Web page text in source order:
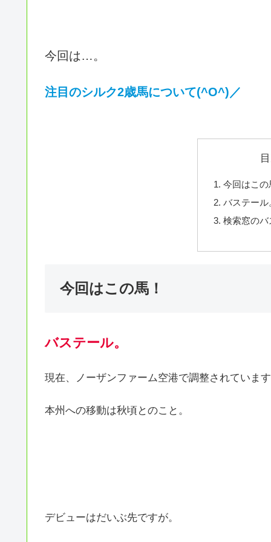
今回は…。
注目のシルク2歳馬について(^O^)／
今回はこの
バステー
検索窓のバ
今回はこの馬！
バステール。
現在、ノーザンファーム空港で調整されていま
本州への移動は秋頃とのこと。
デビューはだいぶ先ですが。